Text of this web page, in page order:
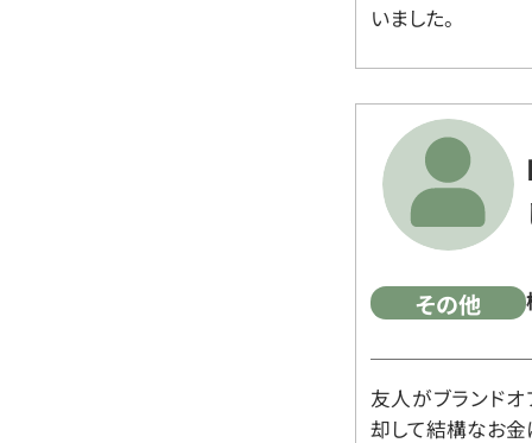
いました。
その他
友人がブランド
却して結構なお金